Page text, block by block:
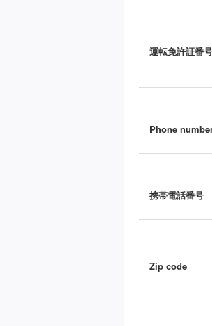
運転免許証番号
Phone
携帯電話番号
Zip code